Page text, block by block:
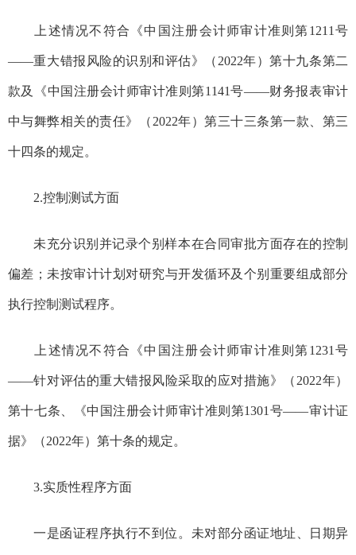
上述情况不符合《中国注册会计师审计准则第1211号
——重大错报风险的识别和评估》（2022年）第十九条第二
款及《中国注册会计师审计准则第1141号——财务报表审计
中与舞弊相关的责任》（2022年）第三十三条第一款、第三
十四条的规定。
2.控制测试方面
未充分识别并记录个别样本在合同审批方面存在的控制
偏差；未按审计计划对研究与开发循环及个别重要组成部分
执行控制测试程序。
上述情况不符合《中国注册会计师审计准则第1231号
——针对评估的重大错报风险采取的应对措施》（2022年）
第十七条、《中国注册会计师审计准则第1301号——审计证
据》（2022年）第十条的规定。
3.实质性程序方面
一是函证程序执行不到位。未对部分函证地址、日期异